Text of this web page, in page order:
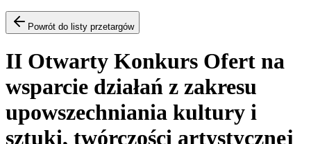
Powrót do listy przetargów
II Otwarty Konkurs Ofert na
wsparcie działań z zakresu
upowszechniania kultury i
sztuki, twórczości artystycznej